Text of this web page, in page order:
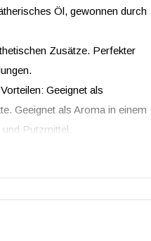
Öl, gewonnen durch
Zusätze. Perfekter
Geeignet als
Geeignet als Aroma in einem
Putzmittel.
frei von Zusatzstoffen und
(Certificate of Analysis). Bitte